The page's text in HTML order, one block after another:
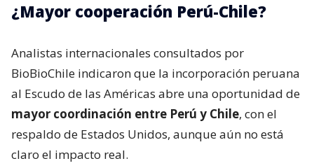
¿Mayor cooperación Perú-Chile?
Analistas internacionales consultados por
BioBioChile indicaron que la incorporación peruana
al Escudo de las Américas abre una oportunidad de
mayor coordinación entre Perú y Chile, con el
respaldo de Estados Unidos, aunque aún no está
claro el impacto real.